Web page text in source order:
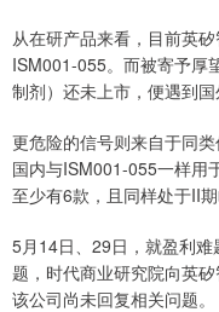
从在研产品来看，目前英
ISM001-055。而被寄予厚
制剂）还未上市，便遇到
更危险的信号则来自于同类
国内与ISM001-055一样用
至少有6款，且同样处于II期
5月14日、29日，就盈利
题，时代商业研究院向英
该公司尚未回复相关问题。